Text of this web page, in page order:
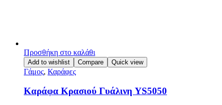
Προσθήκη στο καλάθι
Add to wishlist Compare Quick view
Γάμος, Καράφες
Καράφα Κρασιού Γυάλινη YS5050